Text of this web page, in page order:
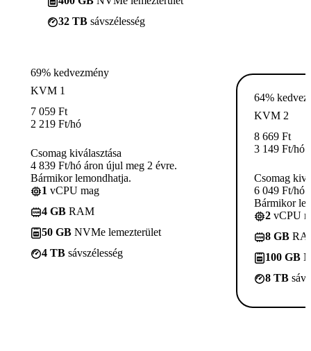
32 TB sávszélesség
69% kedvezmény
KVM 1
7 059 Ft
2 219 Ft/hó
Csomag kiválasztása
4 839 Ft/hó áron újul meg 2 évre.
Bármikor lemondhatja.
1 vCPU mag
4 GB RAM
50 GB NVMe lemezterület
4 TB sávszélesség
64%
KVM 2
8 669 Ft
3 149 Ft/hó
Csomag
6 049 Ft/hó
Bármikor
2 vCPU
8 GB
100 GB
8 TB